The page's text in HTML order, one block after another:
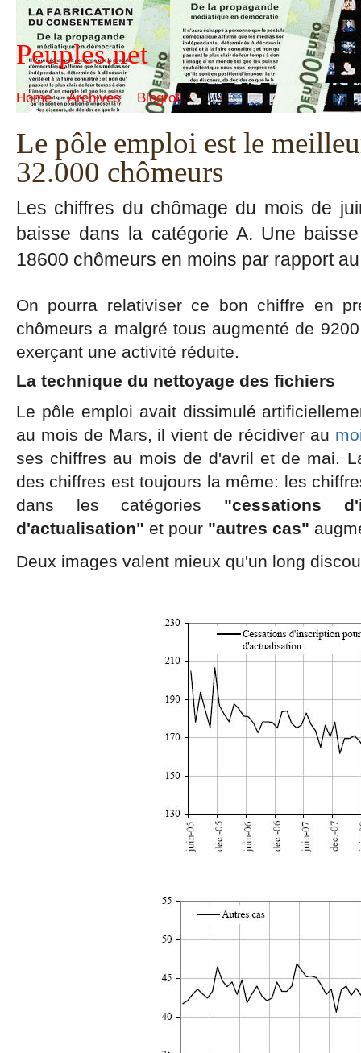
Peuples.net
Home Archives Blogroll
Le pôle emploi est le
32.000 chômeurs
Les chiffres du chômage du mois de
baisse dans la catégorie A. Une
18600 chômeurs en moins par rapport
On pourra relativiser ce bon chiffre en
chômeurs a malgré tous augmenté de
exerçant une activité réduite.
La technique du nettoyage des fichiers
Le pôle emploi avait dissimulé
au mois de Mars, il vient de récidiver au
ses chiffres au mois de d'avril et de mai.
des chiffres est toujours la même: les
dans les catégories "cessations
d'actualisation" et pour "autres cas"
Deux images valent mieux qu'un long